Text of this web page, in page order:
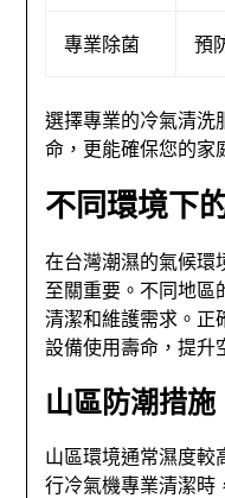
專業除菌 預
選擇專業的冷氣清洗
命，更能確保您的家
不同環境下
在台灣潮濕的氣候環
至關重要。不同地區
清潔和維護需求。正
設備使用壽命，提升
山區防潮措施
山區環境通常濕度較
行冷氣機專業清潔時